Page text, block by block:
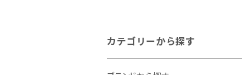
カテゴリーから探す